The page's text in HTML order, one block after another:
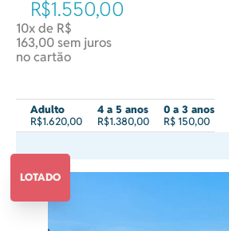
R$1.550,00
10x de R$
163,00 sem juros
no cartão
Adulto
R$1.620,00
4 a 5 anos
R$1.380,00
0 a 3 anos
R$ 150,00
LOTADO